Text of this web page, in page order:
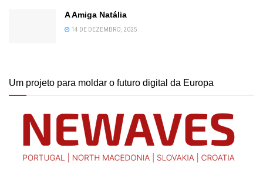
A Amiga Natália
14 DE DEZEMBRO, 2025
Um projeto para moldar o futuro digital da Europa